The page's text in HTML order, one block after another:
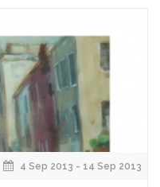
4 Sep 2013 - 14 Sep 2013